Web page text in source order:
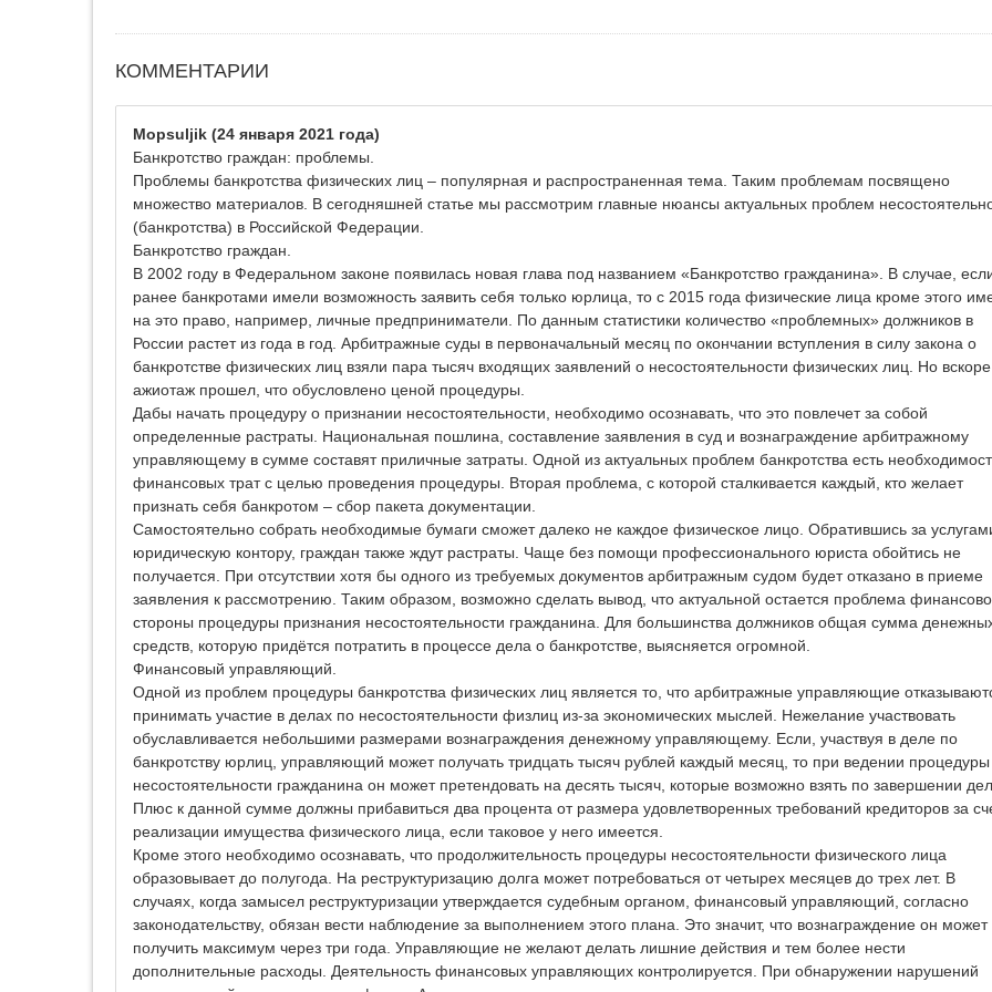
КОММЕНТАРИИ
Mopsuljik (24 января 2021 года)
Банкротство граждан: проблемы.
Проблемы банкротства физических лиц – популярная и распространенная тема. Таким проблемам посвящено
множество материалов. В сегодняшней статье мы рассмотрим главные нюансы актуальных проблем
(банкротства) в Российской Федерации.
Банкротство граждан.
В 2002 году в Федеральном законе появилась новая глава под названием «Банкротство гражданина». В случае,
ранее банкротами имели возможность заявить себя только юрлица, то с 2015 года физические лица кроме этого
на это право, например, личные предприниматели. По данным статистики количество «проблемных» должников в
России растет из года в год. Арбитражные суды в первоначальный месяц по окончании вступления в силу закона о
банкротстве физических лиц взяли пара тысяч входящих заявлений о несостоятельности физических лиц. Но вскоре
ажиотаж прошел, что обусловлено ценой процедуры.
Дабы начать процедуру о признании несостоятельности, необходимо осознавать, что это повлечет за собой
определенные растраты. Национальная пошлина, составление заявления в суд и вознаграждение арбитражному
управляющему в сумме составят приличные затраты. Одной из актуальных проблем банкротства есть
финансовых трат с целью проведения процедуры. Вторая проблема, с которой сталкивается каждый, кто желает
признать себя банкротом – сбор пакета документации.
Самостоятельно собрать необходимые бумаги сможет далеко не каждое физическое лицо. Обратившись за
юридическую контору, граждан также ждут растраты. Чаще без помощи профессионального юриста обойтись не
получается. При отсутствии хотя бы одного из требуемых документов арбитражным судом будет отказано в приеме
заявления к рассмотрению. Таким образом, возможно сделать вывод, что актуальной остается проблема
стороны процедуры признания несостоятельности гражданина. Для большинства должников общая сумма
средств, которую придётся потратить в процессе дела о банкротстве, выясняется огромной.
Финансовый управляющий.
Одной из проблем процедуры банкротства физических лиц является то, что арбитражные управляющие
принимать участие в делах по несостоятельности физлиц из-за экономических мыслей. Нежелание участвовать
обуславливается небольшими размерами вознаграждения денежному управляющему. Если, участвуя в деле по
банкротству юрлиц, управляющий может получать тридцать тысяч рублей каждый месяц, то при ведении процедуры
несостоятельности гражданина он может претендовать на десять тысяч, которые возможно взять по завершении
Плюс к данной сумме должны прибавиться два процента от размера удовлетворенных требований кредиторов за
реализации имущества физического лица, если таковое у него имеется.
Кроме этого необходимо осознавать, что продолжительность процедуры несостоятельности физического лица
образовывает до полугода. На реструктуризацию долга может потребоваться от четырех месяцев до трех лет. В
случаях, когда замысел реструктуризации утверждается судебным органом, финансовый управляющий, согласно
законодательству, обязан вести наблюдение за выполнением этого плана. Это значит, что вознаграждение он может
получить максимум через три года. Управляющие не желают делать лишние действия и тем более нести
дополнительные расходы. Деятельность финансовых управляющих контролируется. При обнаружении нарушений